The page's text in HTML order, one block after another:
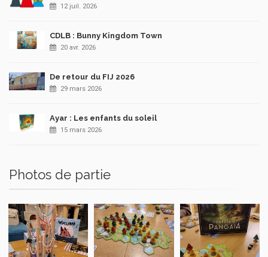
12 juil. 2026
CDLB : Bunny Kingdom Town
20 avr. 2026
De retour du FIJ 2026
29 mars 2026
Ayar : Les enfants du soleil
15 mars 2026
Photos de partie